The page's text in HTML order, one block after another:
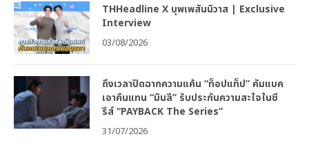
THHeadline X บุพเพสันนิวาส | Exclusive
Interview
03/08/2026
ถึงเวลาปิดฉากความแค้น “ท็อปแท็ป” คัมแบค
เอาคืนแทน “มินลี” รับประกันความสะใจในซี
รีส์ “PAYBACK The Series”
31/07/2026